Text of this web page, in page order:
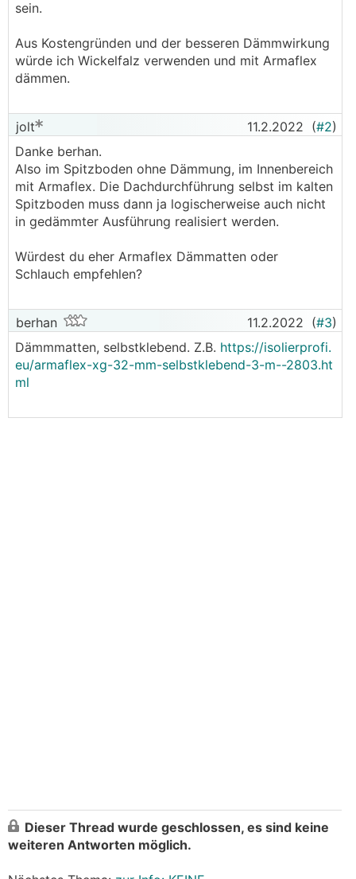
sein.
Aus Kostengründen und der besseren Dämmwirkung
würde ich Wickelfalz verwenden und mit Armaflex
dämmen.
jolt 11.2.2022 (#2)
Danke berhan.
Also im Spitzboden ohne Dämmung, im Innenbereich
mit Armaflex. Die Dachdurchführung selbst im kalten
Spitzboden muss dann ja logischerweise auch nicht
in gedämmter Ausführung realisiert werden.
Würdest du eher Armaflex Dämmatten oder
Schlauch empfehlen?
berhan 11.2.2022 (#3)
Dämmmatten, selbstklebend. Z.B. https://isolierprofi.
eu/armaflex-xg-32-mm-selbstklebend-3-m--2803.ht
ml
Dieser Thread wurde geschlossen, es sind keine
weiteren Antworten möglich.